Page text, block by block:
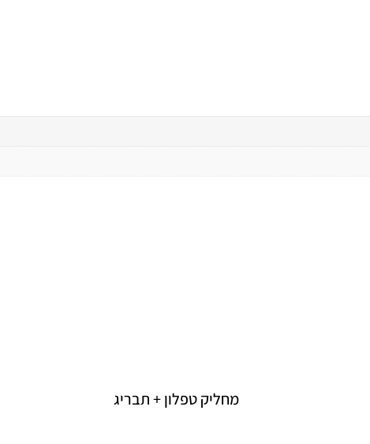
מחליק טפלון + תבריג